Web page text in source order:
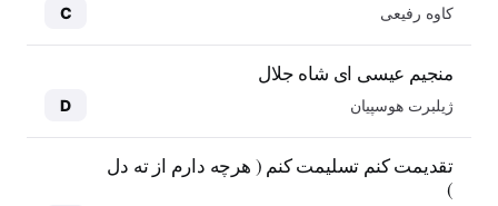
کاوه رفیعی C
منجیم عیسی ای شاه جلال
ژیلبرت هوسپیان D
تقدیمت کنم تسلیمت کنم ( هرچه دارم از ته دل
)